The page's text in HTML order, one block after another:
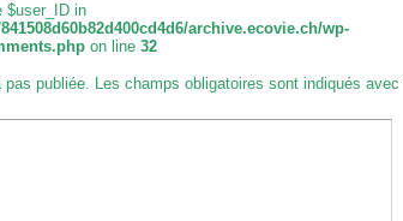
$user_ID in
archive.ecovie.ch/wp-
on line 32
pas publiée. Les champs obligatoires sont indiqués avec